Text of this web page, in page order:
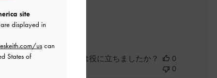
かった
このレビューは役に立ちましたか？
0
0
site
displayed in
uscan
States of